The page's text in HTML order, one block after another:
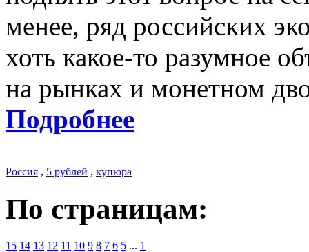
менее, ряд российских
хоть какое-то разумное
на рынках и монетном
Подробнее
Россия , 5 рублей , купюра
По страницам:
15 14 13 12 11 10 9 8 7 6 5 ... 1